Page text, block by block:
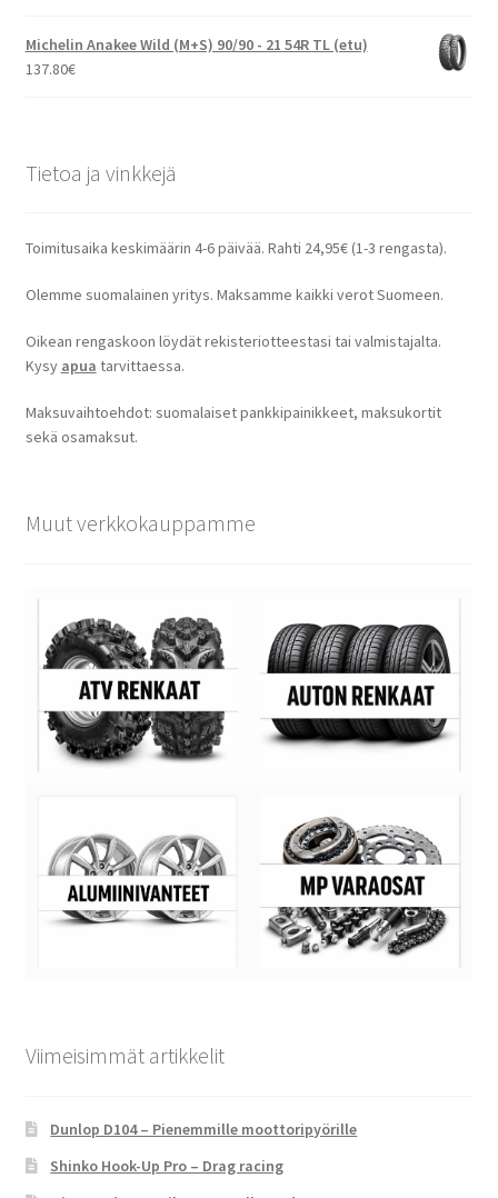
Michelin Anakee Wild (M+S) 90/90 - 21 54R TL (etu)
137.80€
Tietoa ja vinkkejä
Toimitusaika keskimäärin 4-6 päivää. Rahti 24,95€ (1-3 rengasta).
Olemme suomalainen yritys. Maksamme kaikki verot Suomeen.
Oikean rengaskoon löydät rekisteriotteestasi tai valmistajalta.
Kysy apua tarvittaessa.
Maksuvaihtoehdot: suomalaiset pankkipainikkeet, maksukortit
sekä osamaksut.
Muut verkkokauppamme
Viimeisimmät artikkelit
Dunlop D104 – Pienemmille moottoripyörille
Shinko Hook-Up Pro – Drag racing